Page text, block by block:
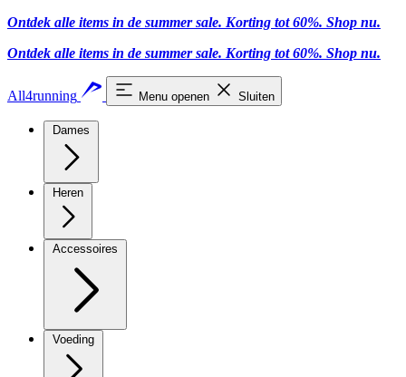
Ontdek alle items in de summer sale. Korting tot 60%. Shop nu.
Ontdek alle items in de summer sale. Korting tot 60%. Shop nu.
All4running Menu openen Sluiten
Dames
Heren
Accessoires
Voeding